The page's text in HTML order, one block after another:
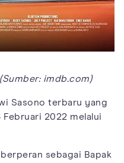
imdb.com)
Sasono terbaru yang
2022 melalui
sebagai Bapak